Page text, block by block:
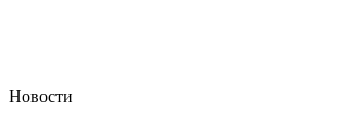
Новости